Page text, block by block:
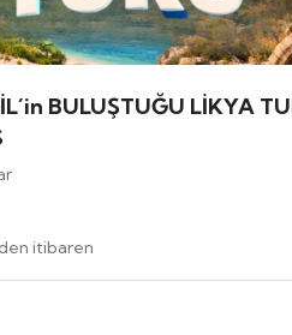
BULUŞTUĞU LİKYA
itibaren